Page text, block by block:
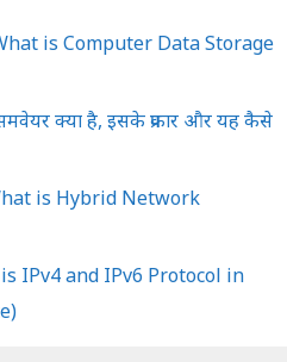
is Computer Data Storage
क्या है, इसके प्रकार और यह कैसे
is Hybrid Network
IPv4 and IPv6 Protocol in